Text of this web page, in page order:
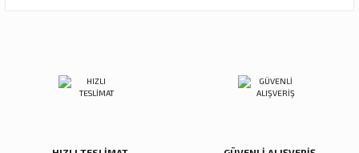
Ürün açıklamasında eksik bilgiler bulunuyor.
Ürün bilgilerinde hatalar bulunuyor.
Deneyimini Paylaş